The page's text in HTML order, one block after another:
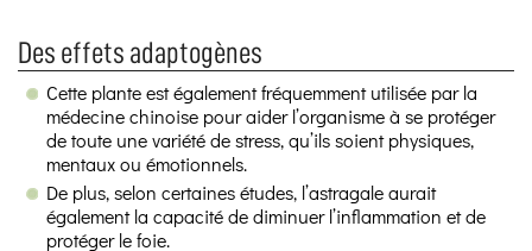
Des effets adaptogènes
Cette plante est également fréquemment utilisée par la
médecine chinoise pour aider l’organisme à se protéger
de toute une variété de stress, qu’ils soient physiques,
mentaux ou émotionnels.
De plus, selon certaines études, l’astragale aurait
également la capacité de diminuer l’inflammation et de
protéger le foie.